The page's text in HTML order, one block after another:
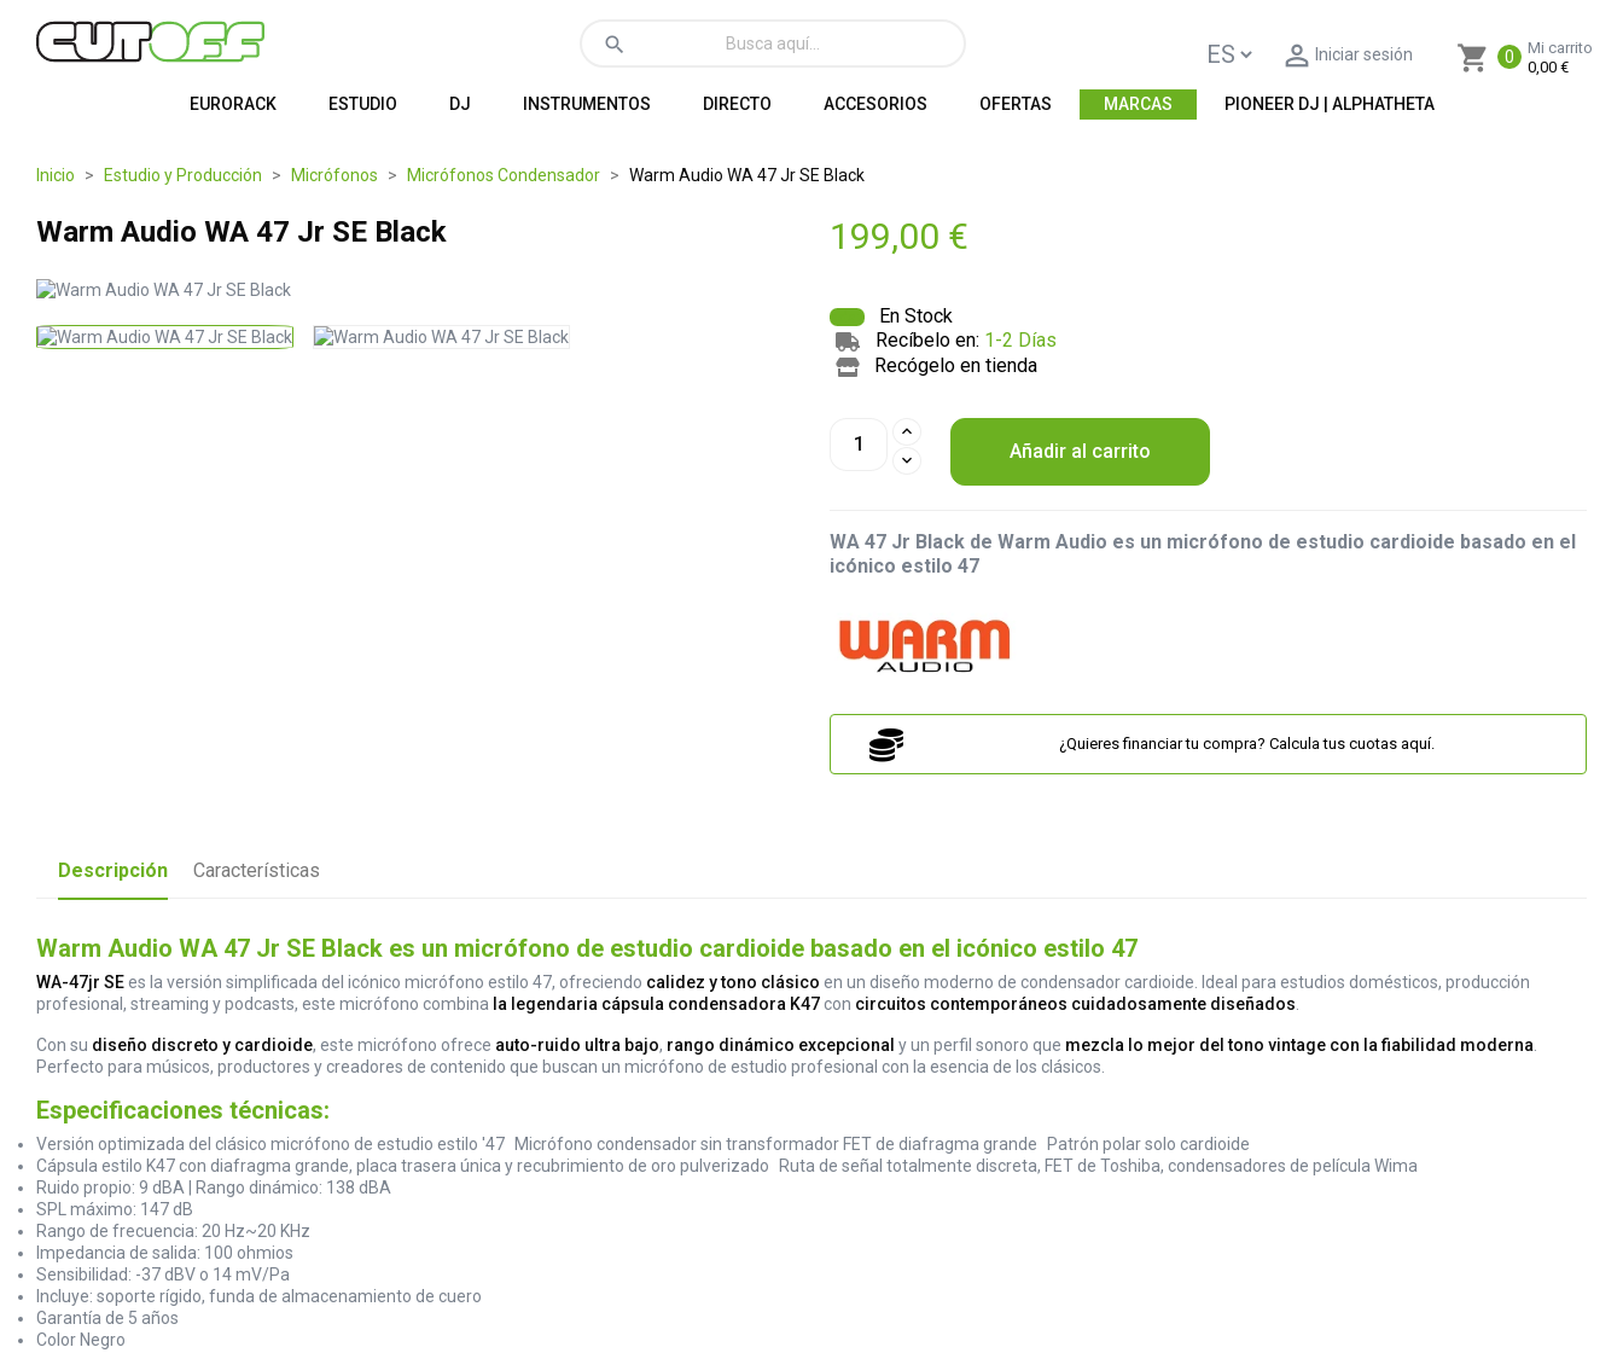
shopping_cart 0
Mi carrito
0,00 €
 Iniciar sesión
search
EURORACK ESTUDIO DJ INSTRUMENTOS DIRECTO ACCESORIOS OFERTAS MARCAS PIONEER DJ | ALPHATHETA
Inicio Estudio y Producción Micrófonos Micrófonos Condensador Warm Audio WA 47 Jr SE Black
Warm Audio WA 47 Jr SE Black 199,00 €
En Stock
Recíbelo en: 1-2 Días
Recógelo en tienda
Añadir al carrito
WA 47 Jr Black de Warm Audio es un micrófono de estudio cardioide basado en el
icónico estilo 47
¿Quieres financiar tu compra? Calcula tus cuotas aquí.
Descripción Características
Warm Audio WA 47 Jr SE Black es un micrófono de estudio cardioide basado en el icónico estilo 47
WA-47jr SEes la versión simplificada del icónico micrófono estilo 47, ofreciendo calidez y tono clásico en un diseño moderno de condensador cardioide. Ideal para estudios domésticos, producción
profesional, streaming y podcasts, este micrófono combina la legendaria cápsula condensadora K47 con circuitos contemporáneos cuidadosamente diseñados
Con su diseño discreto y cardioide, este micrófono ofrece auto-ruido ultra bajo, rango dinámico excepcional y un perfil sonoro que mezcla lo mejor del tono vintage con la fiabilidad moderna
Perfecto para músicos, productores y creadores de contenido que buscan un micrófono de estudio profesional con la esencia de los clásicos.
Especificaciones técnicas:
Versión optimizada del clásico micrófono de estudio estilo '47 Micrófono condensador sin transformador FET de diafragma grande Patrón polar solo cardioide
Cápsula estilo K47 con diafragma grande, placa trasera única y recubrimiento de oro pulverizado Ruta de señal totalmente discreta, FET de Toshiba, condensadores de película Wima
Ruido propio: 9 dBA | Rango dinámico: 138 dBA
SPL máximo: 147 dB
Rango de frecuencia: 20 Hz~20 KHz
Impedancia de salida: 100 ohmios
Sensibilidad: -37 dBV o 14 mV/Pa
Incluye: soporte rígido, funda de almacenamiento de cuero
Garantía de 5 años
Color Negro